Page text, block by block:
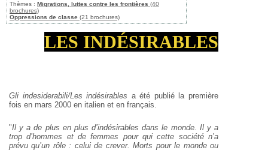
Thèmes : Migrations, luttes contre les frontières (40
brochures)
Oppressions de classe (21 brochures)
LES INDÉSIRABLES
Gli indesiderabili/Les indésirables a été publié la première
fois en mars 2000 en italien et en français.
"Il y a de plus en plus d’indésirables dans le monde. Il y a
trop d’hommes et de femmes pour qui cette société n’a
prévu qu’un rôle : celui de crever. Morts pour le monde ou